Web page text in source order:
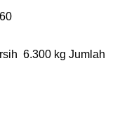
6.300 kg Jumlah